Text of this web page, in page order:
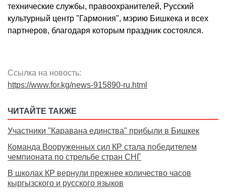
технические службы, правоохранителей, Русский
культурный центр "Гармония", мэрию Бишкека и всех
партнеров, благодаря которым праздник состоялся.
Ссылка на новость:
https://www.for.kg/news-915890-ru.html
ЧИТАЙТЕ ТАКЖЕ
Участники "Каравана единства" прибыли в Бишкек
Команда Вооруженных сил КР стала победителем
чемпионата по стрельбе стран СНГ
В школах КР вернули прежнее количество часов
кыргызского и русского языков